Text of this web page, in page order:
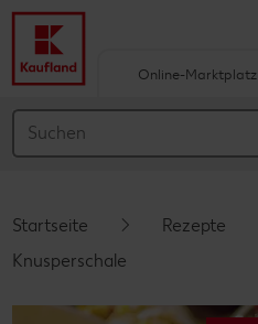
Hauptinhalt
Schwebender Seitenbereich
Online-Marktplatz
Startseite Rezepte
Knusperschale